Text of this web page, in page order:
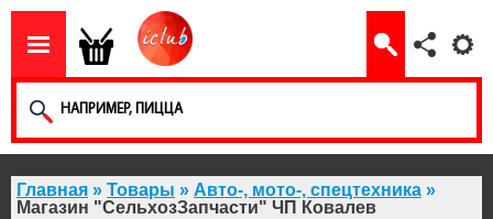
Главная » Товары » Авто-, мото-, спецтехника »
Магазин "СельхозЗапчасти" ЧП Ковалев